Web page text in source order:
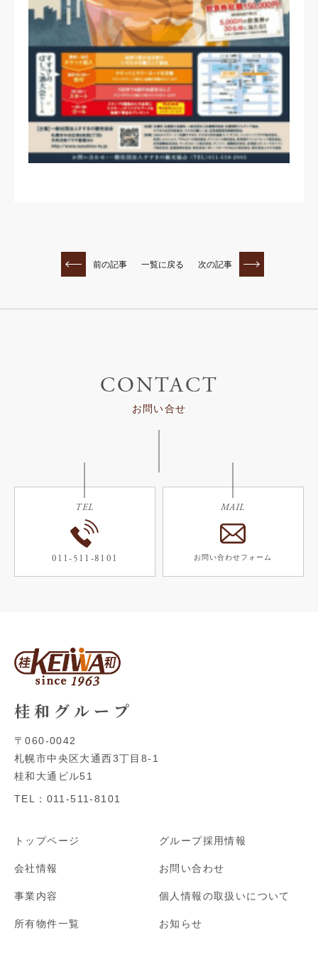
前の記事 一覧に戻る 次の記事
CONTACT
お問い合せ
TEL
011-511-8101
MAIL
お問い合わせフォーム
桂 和 グ ル ー プ
〒060-0042
札幌市中央区大通西3丁目8-1
桂和大通ビル51
TEL：011-511-8101
トップページ
会社情報
事業内容
所有物件一覧
グループ採用情報
お問い合わせ
個人情報の取扱いについて
お知らせ